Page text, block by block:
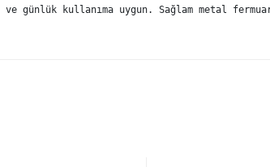
ve günlük kullanıma uygun. Sağlam metal